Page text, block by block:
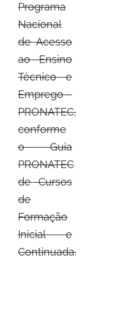
Programa
Nacional
de Acesso
ao Ensino
Técnico e
Emprego –
PRONATEC,
conforme
o Guia
PRONATEC
de Cursos
de
Formação
Inicial e
Continuada.